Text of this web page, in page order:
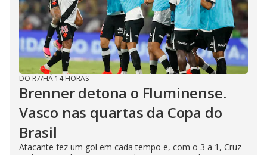
DO R7/HÁ 14 HORAS
Brenner detona o Fluminense.
Vasco nas quartas da Copa do
Brasil
Atacante fez um gol em cada tempo e, com o 3 a 1, Cruz-